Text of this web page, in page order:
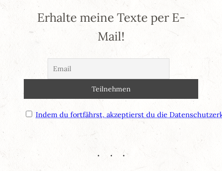
Erhalte meine Texte per E-
Mail!
Indem du fortfährst, akzeptierst du die